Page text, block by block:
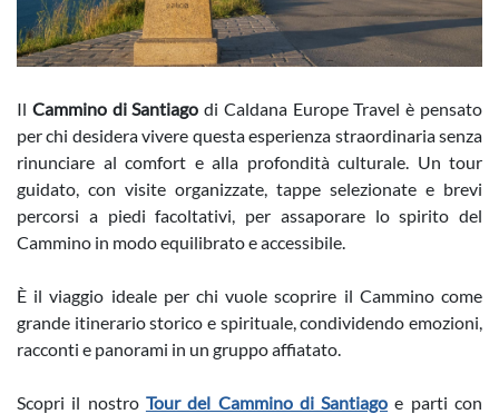
Il Cammino di Santiago di Caldana Europe Travel è pensato
per chi desidera vivere questa esperienza straordinaria senza
rinunciare al comfort e alla profondità culturale. Un tour
guidato, con visite organizzate, tappe selezionate e brevi
percorsi a piedi facoltativi, per assaporare lo spirito del
Cammino in modo equilibrato e accessibile.
È il viaggio ideale per chi vuole scoprire il Cammino come
grande itinerario storico e spirituale, condividendo emozioni,
racconti e panorami in un gruppo affiatato.
Scopri il nostro Tour del Cammino di Santiago e parti con